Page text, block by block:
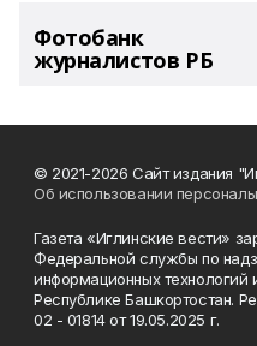
Фотобанк
журналистов РБ
© 2021-2026 Сайт издания
Об использовании
Газета «Иглинские вести»
Федеральной службы по
информационных
Республике Башкортостан.
02 - 01814 от 19.05.2025 г.